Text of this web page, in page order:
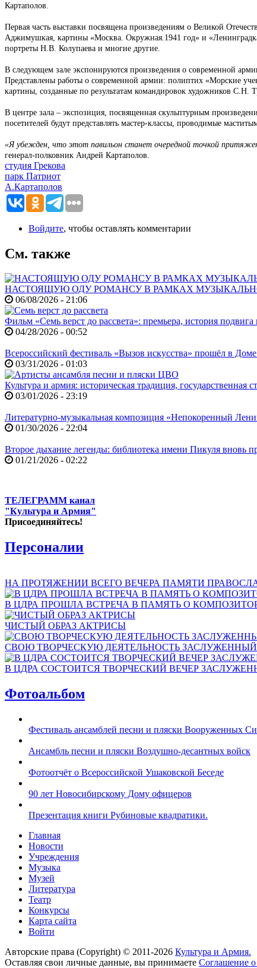
Картаполов.
Первая часть выставки посвящена произведениям о Великой
Аджимушкая, картины «Москва. Окружная.1941 год» и
портреты Н.В. Колупаева и многие другие.
В следующем зале экспонируются произведения о современной
Представлены работы о современной армии: полиптих «Морские
картины, созданные по результатам командировок художников
В центре зала – экспозиция, посвященная скульптурным
посетителей будут представлять мастер-классы, проводимые
«Я убежден, что этот павильон станет очередной точкой
генерал-полковник Андрей Картаполов.
студия Грекова
парк Патриот
А.Картаполов
Войдите, чтобы оставлять комментарии
См. также
НАСТОЯЩУЮ ОДУ РОМАНСУ В РАМКАХ
06/08/2026 - 21:06
Фильм «Семь верст до рассвета»: премьера, история подвига
04/28/2026 - 00:52
Всероссийский фестиваль «Вызов искусства» прошёл в
03/31/2026 - 01:03
Культура и армия: историческая традиция, государственная
03/01/2026 - 23:19
Литературно-музыкальная композиция «Непокоренный
01/30/2026 - 22:04
Второе дыхание легенды: библиотека имени Пикуля вновь
01/21/2026 - 02:22
ТЕЛЕГРАММ канал
"Культура и Армия"
Присоединяйтесь!
Персоналии
НА ПРОТЯЖЕНИИ ВСЕГО ВЕЧЕРА ПАМЯТИ
В ЦДРА ПРОШЛА ВСТРЕЧА В ПАМЯТЬ О
ЧИСТЫЙ ОБРАЗ АКТРИСЫ
СВОЮ ТВОРЧЕСКУЮ ДЕЯТЕЛЬНОСТЬ
В ЦДРА СОСТОИТСЯ ТВОРЧЕСКИЙ ВЕЧЕР
Фотоальбом
Фестиваль ансамблей песни и пляски Вооруженных
Ансамбль песни и пляски Воздушно-десантных войск
Фотоотчёт о Всероссийской Ушаковской Беседе
90 лет Новосибирскому Дому офицеров
Презентация книги Рубиновые квадратики.
Главная
Новости
Учреждения
Музыка
Музей
Литература
Театр
Конкурсы
Карта сайта
Войти
Авторские права (Copyright) © 2011-2026 Культура и Армия.
Оставляя свои личные данные, вы принимаете Соглашение